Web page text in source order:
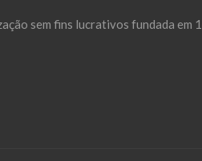
sem fins lucrativos fundada em